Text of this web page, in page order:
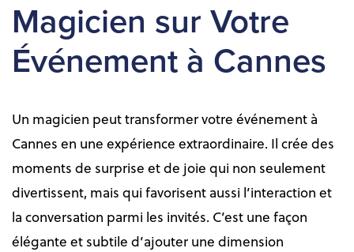
Magicien sur Votre
Événement à Cannes
Un magicien peut transformer votre événement à
Cannes en une expérience extraordinaire. Il crée des
moments de surprise et de joie qui non seulement
divertissent, mais qui favorisent aussi l’interaction et
la conversation parmi les invités. C’est une façon
élégante et subtile d’ajouter une dimension